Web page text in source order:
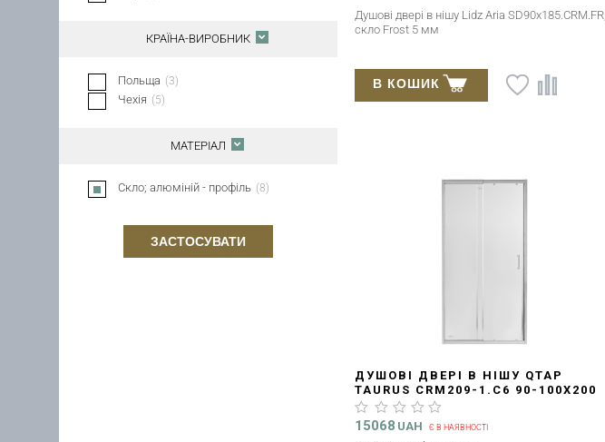
КРАЇНА-ВИРОБНИК
Польща (3)
Чехія (5)
МАТЕРІАЛ
Скло; алюміній - профіль (8)
ЗАСТОСУВАТИ
Душові двері в нішу Lidz Aria SD90x185.CRM.FR,
скло Frost 5 мм
В КОШИК
ДУШОВІ ДВЕРІ В НІШУ QTAP
TAURUS CRM209-1.C6 90-100X200
СМ, СКЛО CLEAR 6 ММ, ПОКРИТТЯ
CALCLESS
15068 UAH Є В НАЯВНОСТІ